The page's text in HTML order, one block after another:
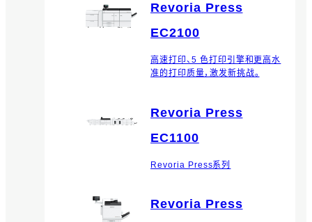
Revoria Press
EC2100
高速打印、5 色打印引擎和更高水
准的打印质量，激发新挑战。
Revoria Press
EC1100
Revoria Press系列
Revoria Press